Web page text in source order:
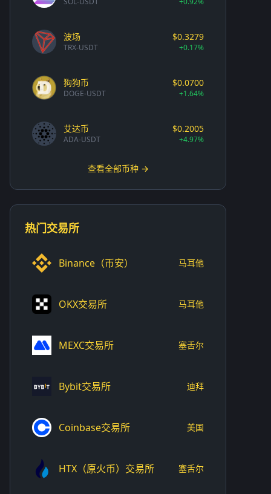
波场
TRX-USDT
$0.3279
+0.17%
狗狗币
DOGE-USDT
$0.0700
+1.64%
艾达币
ADA-USDT
$0.2005
+4.97%
查看全部币种 →
热门交易所
Binance（币安） 马耳他
OKX交易所 马耳他
MEXC交易所 塞舌尔
Bybit交易所 迪拜
Coinbase交易所 美国
HTX（原火币）交易所 塞舌尔